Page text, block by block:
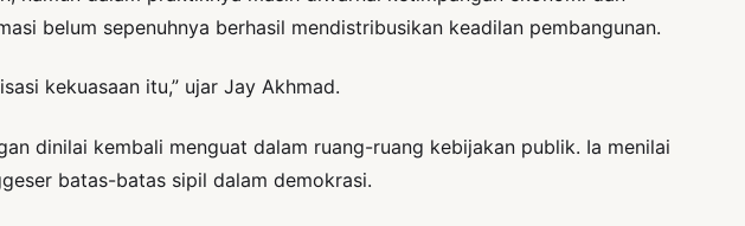
belum sepenuhnya berhasil mendistribusikan keadilan pembangunan.
kekuasaan itu,” ujar Jay Akhmad.
dinilai kembali menguat dalam ruang-ruang kebijakan publik. Ia menilai
batas-batas sipil dalam demokrasi.